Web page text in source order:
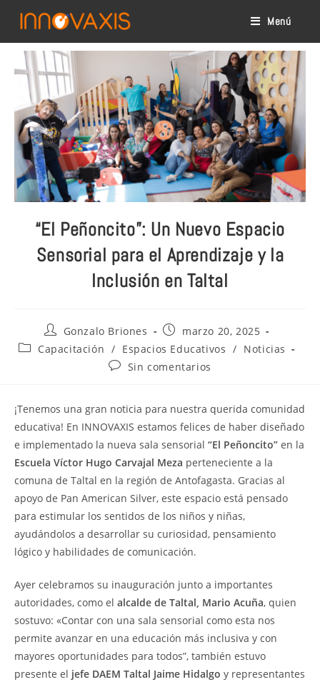
Menú
“El Peñoncito”: Un Nuevo Espacio
Sensorial para el Aprendizaje y la
Inclusión en Taltal
Gonzalo Briones
marzo 20, 2025
Capacitación / Espacios Educativos / Noticias
Sin comentarios
¡Tenemos una gran noticia para nuestra querida comunidad
educativa! En INNOVAXIS estamos felices de haber diseñado
e implementado la nueva sala sensorial “El Peñoncito” en la
Escuela Víctor Hugo Carvajal Meza perteneciente a la
comuna de Taltal en la región de Antofagasta. Gracias al
apoyo de Pan American Silver, este espacio está pensado
para estimular los sentidos de los niños y niñas,
ayudándolos a desarrollar su curiosidad, pensamiento
lógico y habilidades de comunicación.
Ayer celebramos su inauguración junto a importantes
autoridades, como el alcalde de Taltal, Mario Acuña, quien
sostuvo: «Contar con una sala sensorial como esta nos
permite avanzar en una educación más inclusiva y con
mayores oportunidades para todos”, también estuvo
presente el jefe DAEM Taltal Jaime Hidalgo y representantes